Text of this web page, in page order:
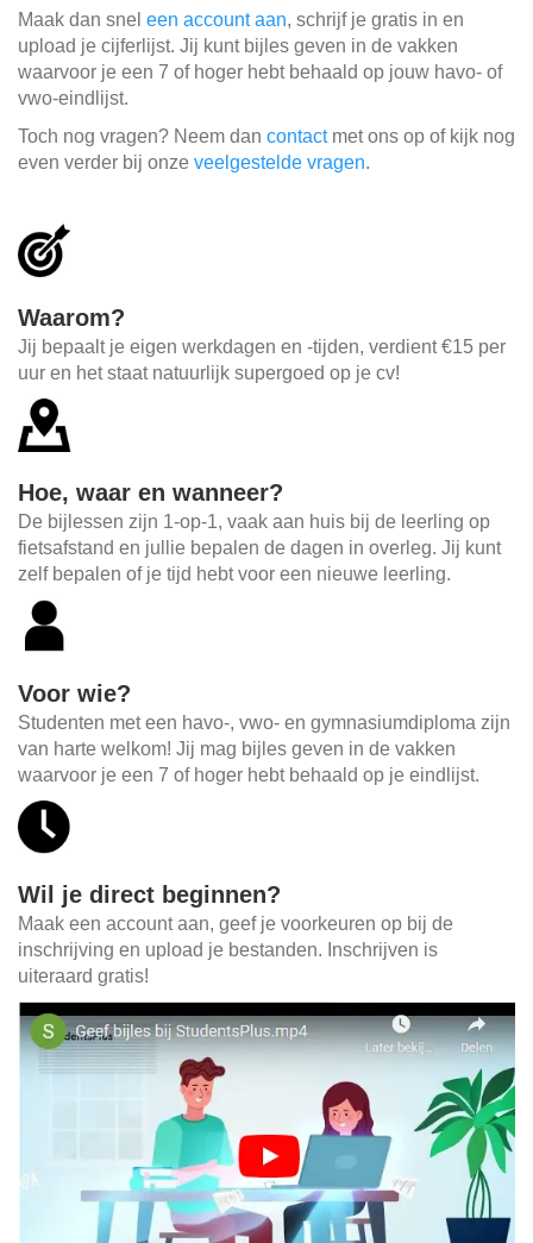
Maak dan snel een account aan, schrijf je gratis in en
upload je cijferlijst. Jij kunt bijles geven in de vakken
waarvoor je een 7 of hoger hebt behaald op jouw havo- of
vwo-eindlijst.
Toch nog vragen? Neem dan contactmet ons op of kijk nog
even verder bij onze veelgestelde vragen.
Waarom?
Jij bepaalt je eigen werkdagen en -tijden, verdient €15 per
uur en het staat natuurlijk supergoed op je cv!
Hoe, waar en wanneer?
De bijlessen zijn 1-op-1, vaak aan huis bij de leerling op
fietsafstand en jullie bepalen de dagen in overleg. Jij kunt
zelf bepalen of je tijd hebt voor een nieuwe leerling.
Voor wie?
Studenten met een havo-, vwo- en gymnasiumdiploma zijn
van harte welkom! Jij mag bijles geven in de vakken
waarvoor je een 7 of hoger hebt behaald op je eindlijst.
Wil je direct beginnen?
Maak een account aan, geef je voorkeuren op bij de
inschrijving en upload je bestanden. Inschrijven is
uiteraard gratis!